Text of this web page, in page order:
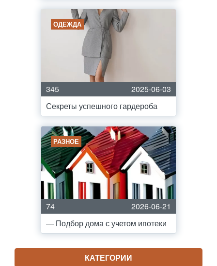
ОДЕЖДА
345
2025-06-03
Секреты успешного гардероба
РАЗНОЕ
74
2026-06-21
— Подбор дома с учетом ипотеки
КАТЕГОРИИ